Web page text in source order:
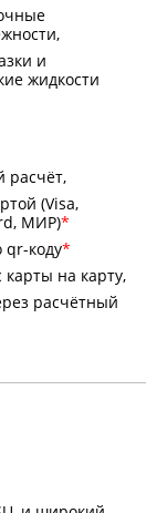
и
жидкости
расчёт
(Visa,
МИР)
qr-коду
карты на карту
расчётный